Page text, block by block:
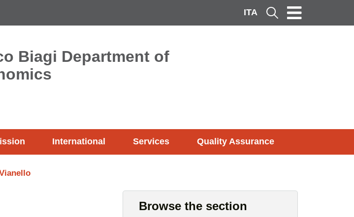
ITA Cerca
Biagi Department of
International Services Quality Assurance
Browse the section